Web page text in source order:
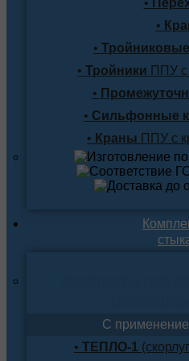
•
•
• Тройниковые
• Тройники ППУ с
•
• Сильфонные
• Краны ППУ с
С
• ТЕПЛО-1